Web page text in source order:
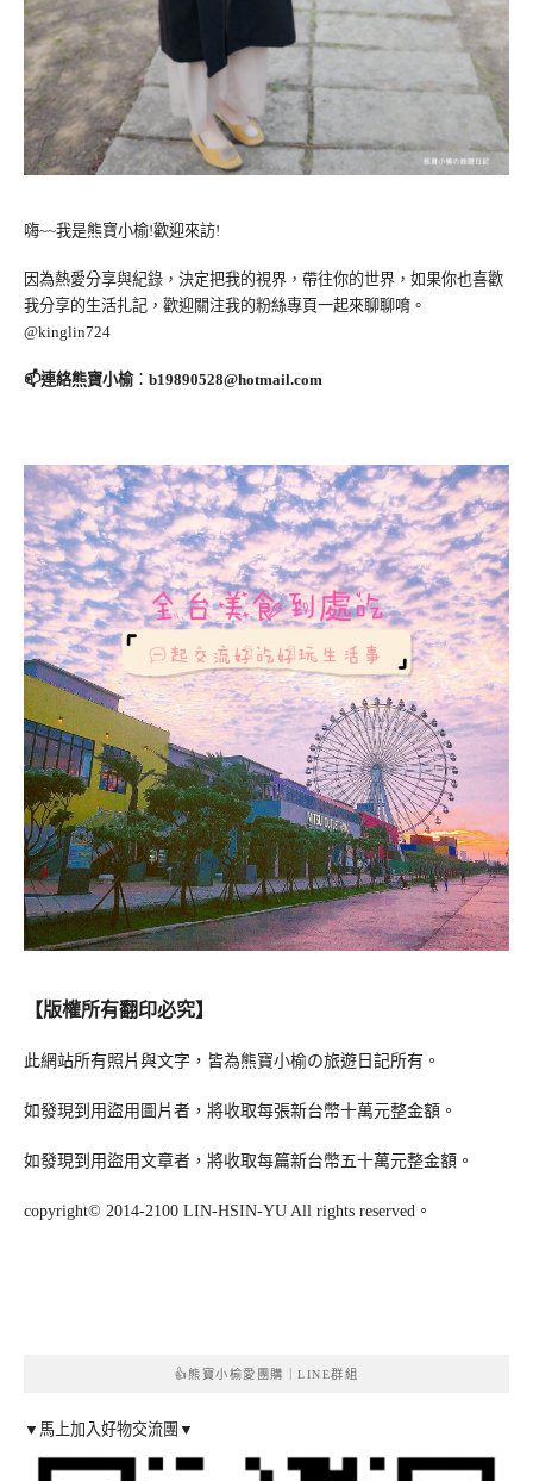
嗨~~我是熊寶小榆!歡迎來訪!
因為熱愛分享與紀錄，決定把我的視界，帶往你的世界，如果你也喜歡
我分享的生活扎記，歡迎關注我的粉絲專頁一起來聊聊唷。
@kinglin724
📫連絡熊寶小榆： b19890528@hotmail.com
【版權所有翻印必究】
此網站所有照片與文字，皆為熊寶小榆の旅遊日記所有。
如發現到用盜用圖片者，將收取每張新台幣十萬元整金額。
如發現到用盜用文章者，將收取每篇新台幣五十萬元整金額。
copyright© 2014-2100 LIN-HSIN-YU All rights reserved。
👍熊寶小榆愛團購｜LINE群組
▼馬上加入好物交流團▼